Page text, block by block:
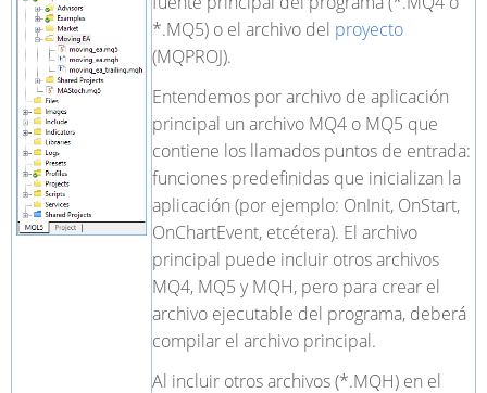
*.MQ5) o el archivo del proyecto
(MQPROJ).
Entendemos por archivo de aplicación
principal un archivo MQ4 o MQ5 que
contiene los llamados puntos de entrada:
funciones predefinidas que inicializan la
aplicación (por ejemplo: OnInit, OnStart,
OnChartEvent, etcétera). El archivo
principal puede incluir otros archivos
MQ4, MQ5 y ​​MQH, pero para crear el
archivo ejecutable del programa, deberá
compilar el archivo principal.
Al incluir otros archivos (*.MQH) en el